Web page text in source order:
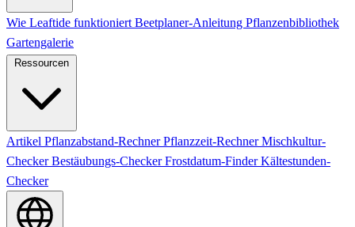
Wie Leaftide funktioniert Beetplaner-Anleitung Pflanzenbibliothek
Gartengalerie
Ressourcen
Artikel Pflanzabstand-RechnerPflanzzeit-RechnerMischkultur-
CheckerBestäubungs-CheckerFrostdatum-FinderKältestunden-
Checker